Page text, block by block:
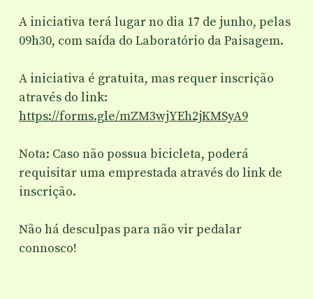
A iniciativa terá lugar no dia 17 de junho, pelas
09h30, com saída do Laboratório da Paisagem.
A iniciativa é gratuita, mas requer inscrição
através do link:
https://forms.gle/mZM3wjYEh2jKMSyA9
Nota: Caso não possua bicicleta, poderá
requisitar uma emprestada através do link de
inscrição.
Não há desculpas para não vir pedalar
connosco!